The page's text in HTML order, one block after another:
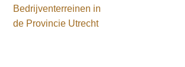
Bedrijventerreinen in
de Provincie Utrecht